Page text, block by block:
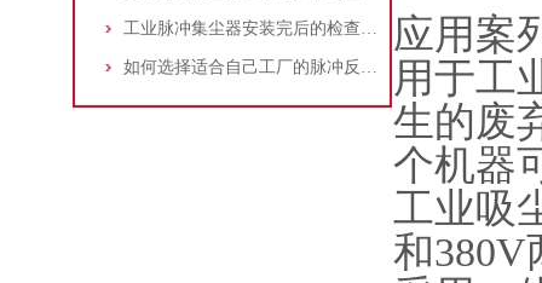
工业脉冲集尘器安装完后的检查工作详解
如何选择适合自己工厂的脉冲反吹工业集尘器
应用案
用于工
生的废
个机器
工业吸
和380V